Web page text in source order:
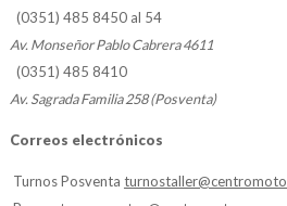
(0351) 485 8450 al 54
Av. Monseñor Pablo Cabrera 4611
(0351) 485 8410
Av. Sagrada Familia 258 (Posventa)
Correos electrónicos
Turnos Posventa